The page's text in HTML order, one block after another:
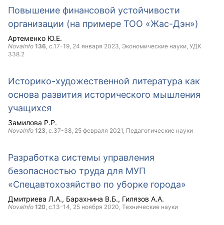
Повышение финансовой устойчивости
организации (на примере ТОО «Жас-Дэн»)
Артеменко Ю.Е.
NovaInfo 136 , с.17-19, 24 января 2023 , Экономические науки, УДК
338.2
Историко-художественной литература как
основа развития исторического мышления
учащихся
Замилова Р.Р.
NovaInfo 123 , с.37-38, 25 февраля 2021 , Педагогические науки
Разработка системы управления
безопасностью труда для МУП
«Спецавтохозяйство по уборке города»
Дмитриева Л.А. Барахнина В.Б. Гилязов А.А.
NovaInfo 120 , с.13-14, 25 ноября 2020 , Технические науки